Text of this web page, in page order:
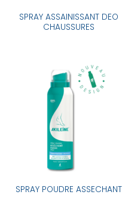
SPRAY ASSAINISSANT DEO
CHAUSSURES
SPRAY POUDRE ASSECHANT